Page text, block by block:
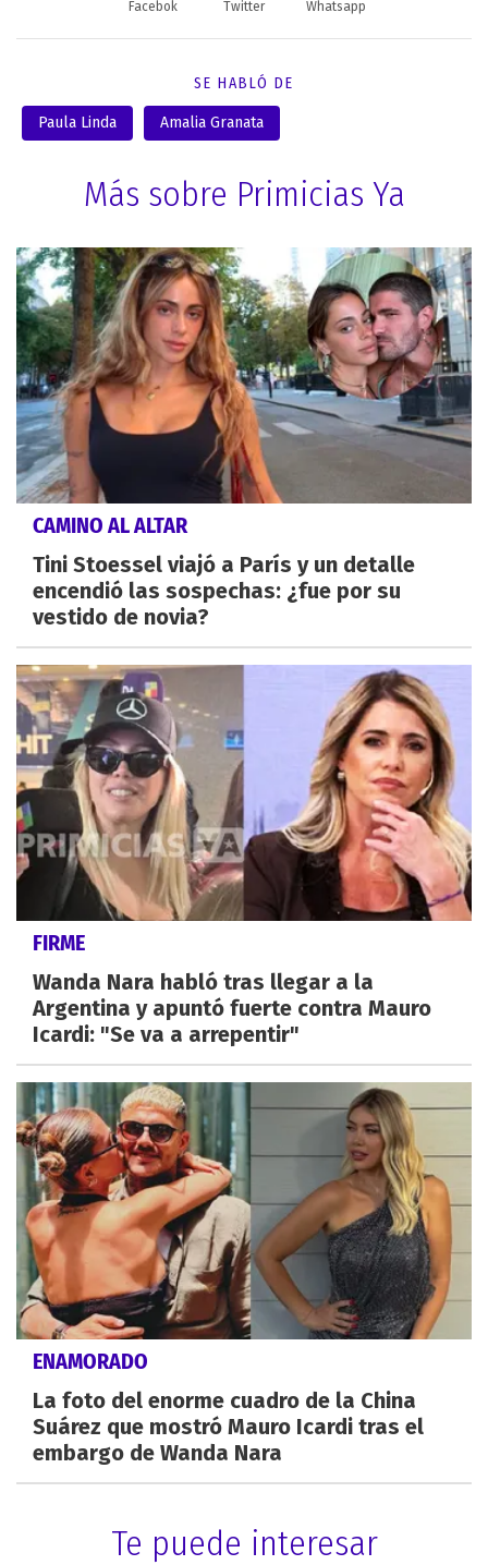
Facebok Twitter Whatsapp
SE HABLÓ DE
Paula Linda Amalia Granata
Más sobre Primicias Ya
CAMINO AL ALTAR
Tini Stoessel viajó a París y un detalle
encendió las sospechas: ¿fue por su
vestido de novia?
FIRME
Wanda Nara habló tras llegar a la
Argentina y apuntó fuerte contra Mauro
Icardi: "Se va a arrepentir"
ENAMORADO
La foto del enorme cuadro de la China
Suárez que mostró Mauro Icardi tras el
embargo de Wanda Nara
Te puede interesar